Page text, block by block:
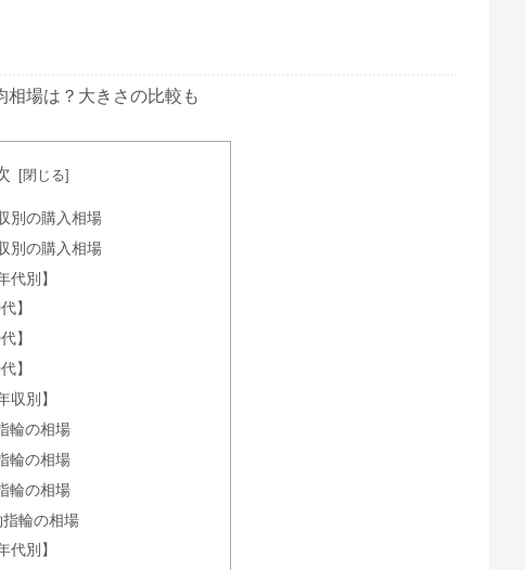
相場は？大きさの比較も
すめランキング【アンケート結果発表】
ンキング！アンケートの結果はいかに？
の評判を徹底調査
別の購入相場
別の購入相場
代別】
】
】
】
収別】
輪の相場
輪の相場
輪の相場
指輪の相場
代別】